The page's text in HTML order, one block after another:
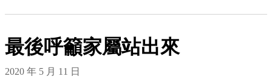
最後呼籲家屬站出來
2020 年 5 月 11 日